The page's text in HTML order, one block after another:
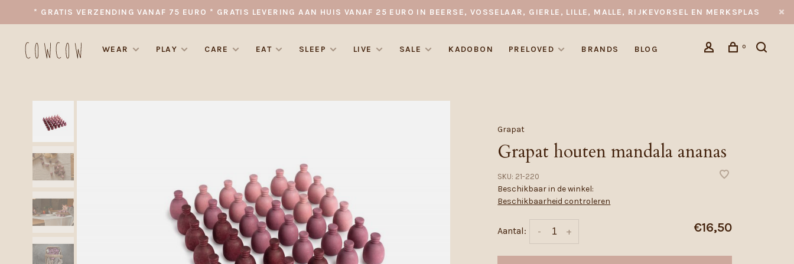
* GRATIS VERZENDING VANAF 75 EURO * GRATIS LEVERING AAN HUIS VANAF 25 EURO IN BEERSE, VOSSELAAR, GIERLE, LILLE, MALLE, RIJKEVORSEL EN MERKSPLAS
WEAR PLAY CARE EAT SLEEP LIVE SALE KADOBON PRELOVED BRANDS BLOG 0
Grapat
Grapat houten mandala ananas
SKU: 21-220
Beschikbaar in de winkel:
Beschikbaarheid controleren
Aantal: +
- €16,50